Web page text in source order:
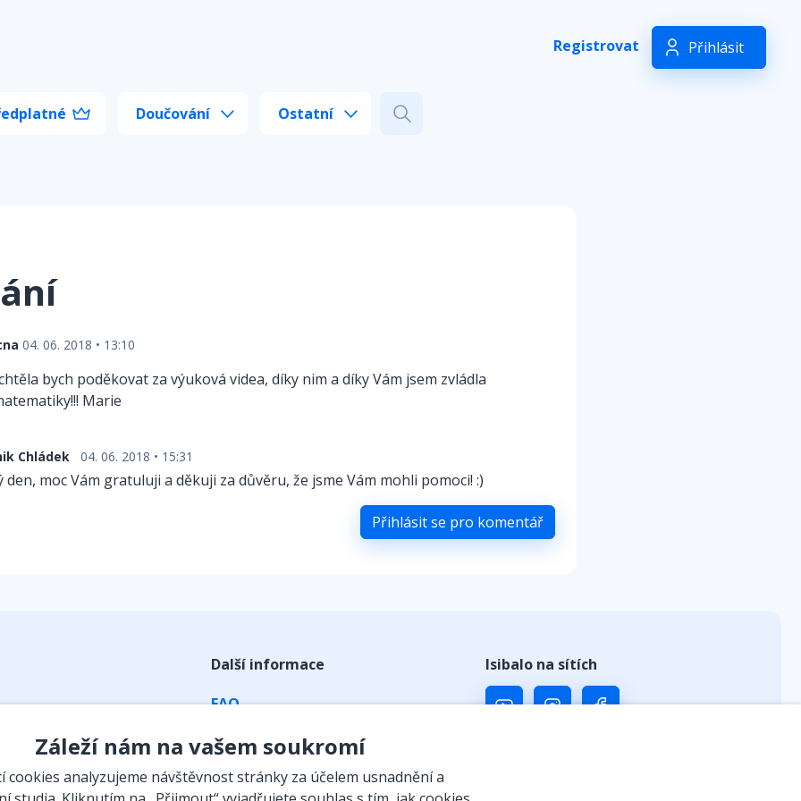
Registrovat Přihlásit
Doučování Ostatní
04. 06. 2018 • 13:10
bych poděkovat za výuková videa, díky nim a díky Vám jsem zvládla
Marie
Chládek 04. 06. 2018 • 15:31
den, moc Vám gratuluji a děkuji za důvěru, že jsme Vám mohli pomoci! :)
Přihlásit se pro komentář
Další informace
FAQ
Obchodní podmínky
Kontakt
Isibalo na sítích
Záleží nám na vašem soukromí
cookies analyzujeme návštěvnost stránky za účelem usnadnění a